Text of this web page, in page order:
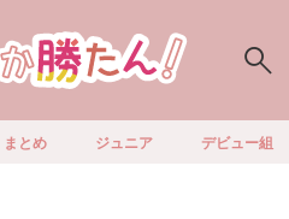
まとめ ジュニア デビュー組